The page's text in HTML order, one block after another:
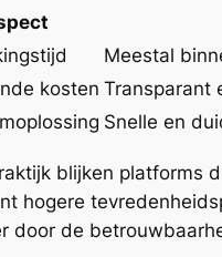
Meestal
kosten Transparant
Snelle en
blijken platforms
hogere
door de